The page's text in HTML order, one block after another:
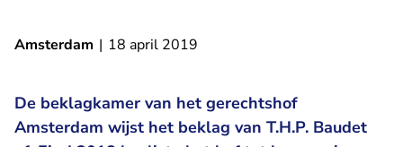
Amsterdam | 18 april 2019
De beklagkamer van het gerechtshof
Amsterdam wijst het beklag van T.H.P. Baudet